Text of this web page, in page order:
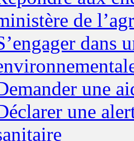
de
dans
une
une